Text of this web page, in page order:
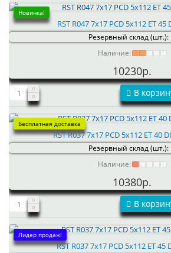
Новинка!
RST R047 7x17 PCD 5x112 ET 45
Резервный склад (шт.):
Наличие:
10230р.
В
Бесплатная доставка
RST R037 7x17 PCD 5x112 ET 40
Резервный склад (шт.):
Наличие:
10380р.
В
Лидер продаж!
RST R037 7x17 PCD 5x112 ET 45